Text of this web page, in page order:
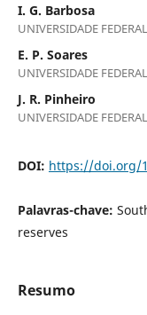
I. G. Barbosa
UNIVERSIDADE
E. P. Soares
UNIVERSIDADE
J. R. Pinheiro
UNIVERSIDADE
DOI: https://doi.org/
Palavras-chave:
reserves
Resumo